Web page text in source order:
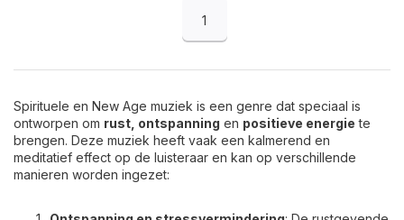
1
Spirituele en New Age muziek is een genre dat speciaal is
ontworpen om rust, ontspanning en positieve energie te
brengen. Deze muziek heeft vaak een kalmerend en
meditatief effect op de luisteraar en kan op verschillende
manieren worden ingezet: